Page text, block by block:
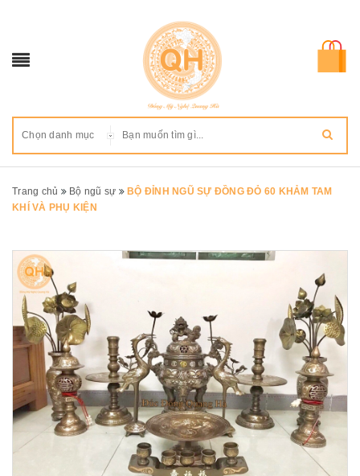
Chọn danh mục
Trang chủ Bộ ngũ sự
BỘ ĐỈNH NGŨ SỰ ĐỒNG ĐỎ 60 KHẢM TAM
KHÍ VÀ PHỤ KIỆN